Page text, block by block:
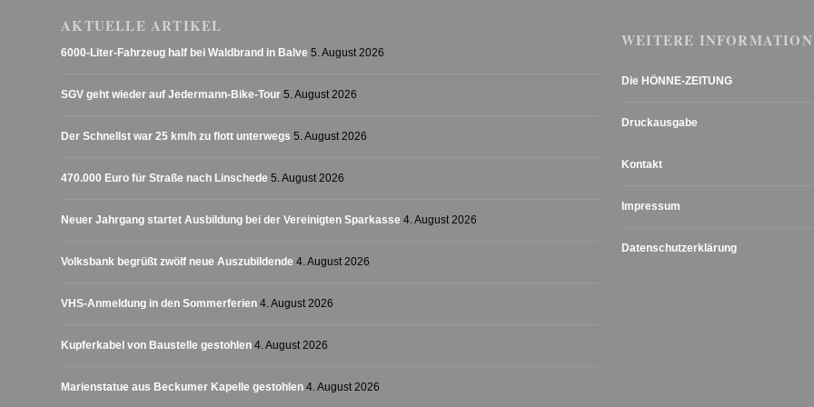
AKTUELLE ARTIKEL
6000-Liter-Fahrzeug half bei Waldbrand in Balve 5. August 2026
SGV geht wieder auf Jedermann-Bike-Tour 5. August 2026
Der Schnellst war 25 km/h zu flott unterwegs 5. August 2026
470.000 Euro für Straße nach Linschede 5. August 2026
Neuer Jahrgang startet Ausbildung bei der Vereinigten Sparkasse 4. August 2026
Volksbank begrüßt zwölf neue Auszubildende 4. August 2026
VHS-Anmeldung in den Sommerferien 4. August 2026
Kupferkabel von Baustelle gestohlen 4. August 2026
Marienstatue aus Beckumer Kapelle gestohlen 4. August 2026
WEITERE
Die HÖNNE-ZEITUNG
Druckausgabe
Kontakt
Impressum
Datenschutzerklärung